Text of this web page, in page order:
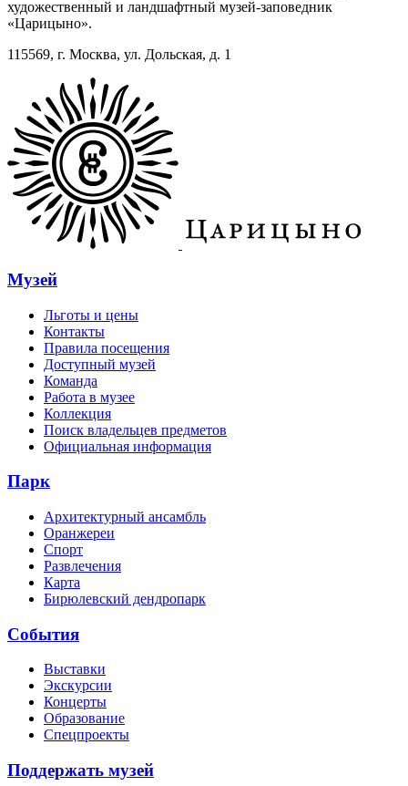
художественный и ландшафтный музей-заповедник
«Царицыно».
115569, г. Москва, ул. Дольская, д. 1
Музей
Льготы и цены
Контакты
Правила посещения
Доступный музей
Команда
Работа в музее
Коллекция
Поиск владельцев предметов
Официальная информация
Парк
Архитектурный ансамбль
Оранжереи
Спорт
Развлечения
Карта
Бирюлевский дендропарк
События
Выставки
Экскурсии
Концерты
Образование
Спецпроекты
Поддержать музей